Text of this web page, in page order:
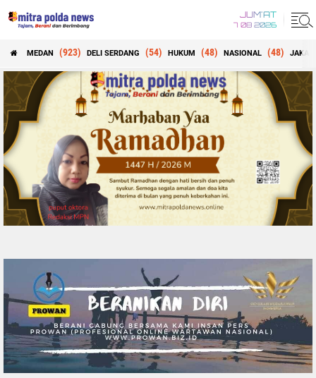
JUM'AT
7 08 2026
MEDAN (923) DELI SERDANG (54) HUKUM (48) NASIONAL (48)